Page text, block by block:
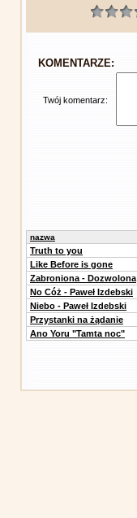
KOMENTARZE:
Twój komentarz:
nazwa
Truth to you
Like Before is gone
Zabroniona - Dozwolona
No Cóż - Paweł Izdebski
Niebo - Paweł Izdebski
Przystanki na żądanie
Ano Yoru "Tamta noc"